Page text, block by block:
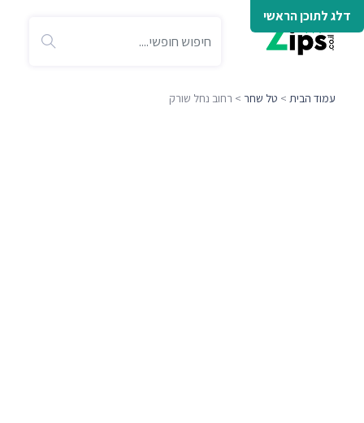
דלג לתוכן הראשי
עמוד הבית > טל שחר > רחוב נחל שורק